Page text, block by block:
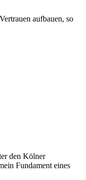
aufbauen, so
den Kölner
Fundament eines